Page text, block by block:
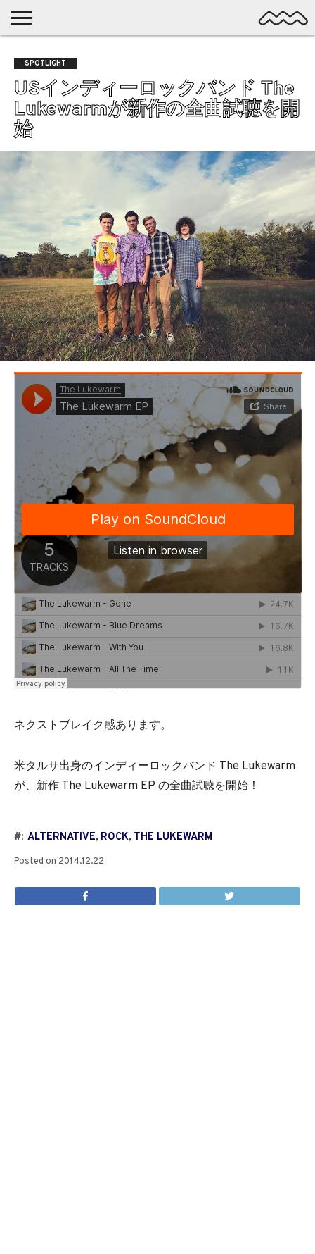
MUSIC
LATEST
POSTS
SPOTLIGHT
NYP
/ DL
DISCOVERY
ROCK
POP
ALTERNATIVE
ELECTRONIC
EXPERIMENTAL
SYNTHPOP
PUNK
SHOEGAZE
SOUL
BEDROOM
R&B
SPOTLIGHT
USインディーロックバンド The
Lukewarmが新作の全曲試聴を開
始
ネクストブレイク感あります。
米タルサ出身のインディーロックバンド The Lukewarm
が、新作 The Lukewarm EP の全曲試聴を開始！
#: ALTERNATIVE, ROCK, THE LUKEWARM
Posted on 2014.12.22